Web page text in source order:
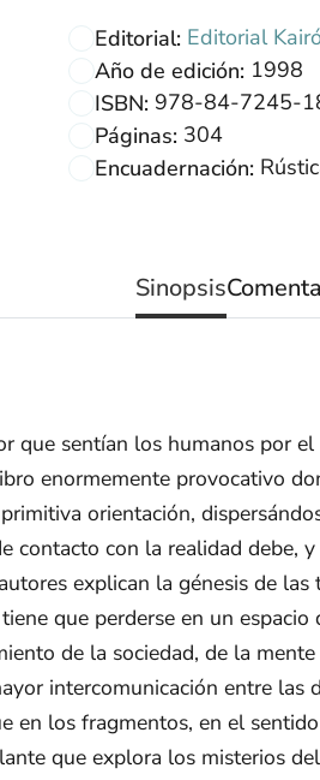
Editorial: Editorial
Año de edición: 1998
ISBN: 978-84-7245-
Páginas: 304
Encuadernación:
Sinopsis
que sentían los humanos por
enormemente provocativo
orientación,
contacto con la realidad debe,
explican la génesis de
que perderse en un
de la sociedad, de la
intercomunicación entre las
los fragmentos, en el
que explora los misterios